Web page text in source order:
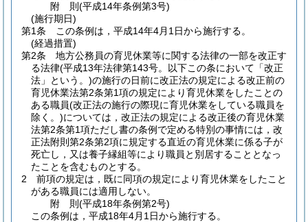
附 則(平成14年条例第3号)
(施行期日)
第1条
この条例は，平成14年4月1日から施行する。
(経過措置)
第2条
地方公務員の育児休業等に関する法律の一部を改正す
る法律(平成13年法律第143号。以下この条において「改正
法」という。)の施行の日前に改正法の規定による改正前の
育児休業法第2条第1項の規定により育児休業をしたことの
ある職員(改正法の施行の際現に育児休業をしている職員を
除く。)については，改正法の規定による改正後の育児休業
法第2条第1項ただし書の条例で定める特別の事情には，改
正法附則第2条第2項に規定する直近の育児休業に係る子が
死亡し，又は養子縁組等により職員と別居することとなっ
たことを含むものとする。
2
前項の規定は，既に同項の規定により育児休業をしたこと
がある職員には適用しない。
附 則(平成18年条例第2号)
この条例は，平成18年4月1日から施行する。